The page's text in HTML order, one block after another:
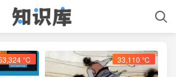
℃ 33,110 ℃